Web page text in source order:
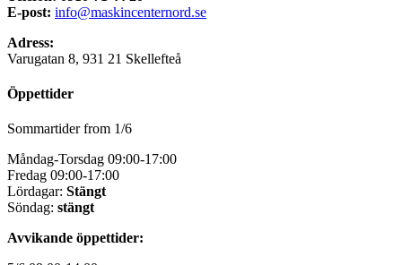
E-post: info@maskincenternord.se
Adress:
Varugatan 8, 931 21 Skellefteå
Öppettider
Sommartider from 1/6
Måndag-Torsdag 09:00-17:00
Fredag 09:00-17:00
Lördagar: Stängt
Söndag: stängt
Avvikande öppettider: